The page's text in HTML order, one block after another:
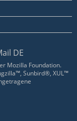
DE
Mozilla Foundation.
Sunbird®, XUL™